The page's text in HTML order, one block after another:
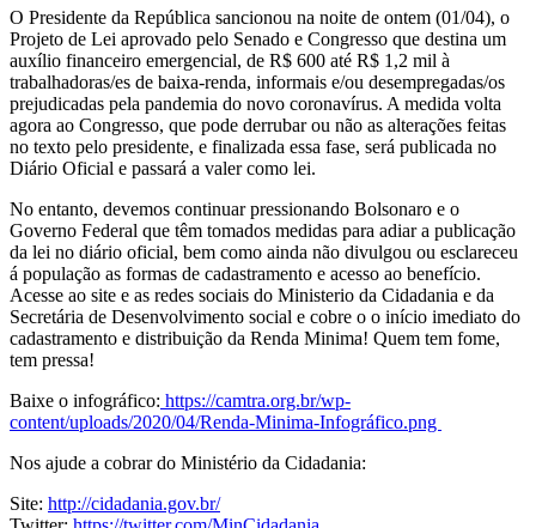
O Presidente da República sancionou na noite de ontem (01/04), o
Projeto de Lei aprovado pelo Senado e Congresso que destina um
auxílio financeiro emergencial, de R$ 600 até R$ 1,2 mil à
trabalhadoras/es de baixa-renda, informais e/ou desempregadas/os
prejudicadas pela pandemia do novo coronavírus. A medida volta
agora ao Congresso, que pode derrubar ou não as alterações feitas
no texto pelo presidente, e finalizada essa fase, será publicada no
Diário Oficial e passará a valer como lei.
No entanto, devemos continuar pressionando Bolsonaro e o
Governo Federal que têm tomados medidas para adiar a publicação
da lei no diário oficial, bem como ainda não divulgou ou esclareceu
á população as formas de cadastramento e acesso ao benefício.
Acesse ao site e as redes sociais do Ministerio da Cidadania e da
Secretária de Desenvolvimento social e cobre o o início imediato do
cadastramento e distribuição da Renda Minima! Quem tem fome,
tem pressa!
Baixe o infográfico: https://camtra.org.br/wp-
content/uploads/2020/04/Renda-Minima-Infográfico.png
Nos ajude a cobrar do Ministério da Cidadania:
Site: http://cidadania.gov.br/